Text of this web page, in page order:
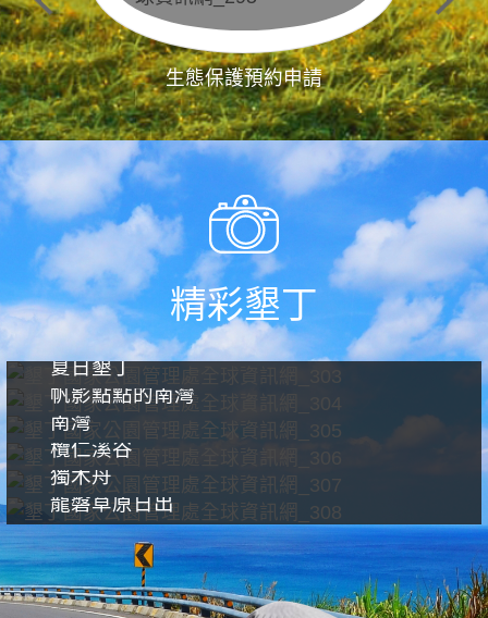
生態保護預約申請
精彩墾丁
夏日墾丁
帆影點點的南灣
南灣
欖仁溪谷
獨木舟
龍磐草原日出